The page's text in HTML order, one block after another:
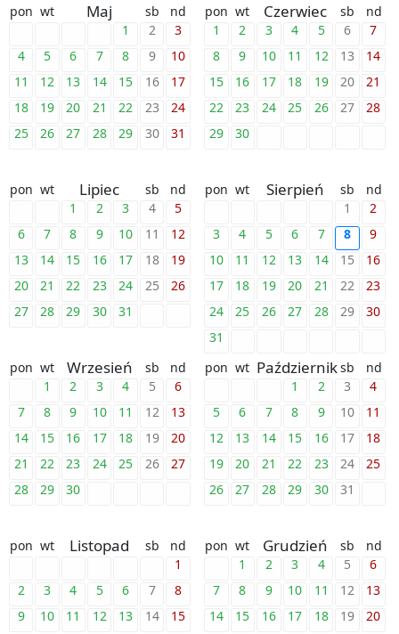
pon wt Maj sb
nd
1
2
3
4
5 6 7 8 9
10
11
12 13 14 15 16
17
18
19 20 21 22 23
24
25
26 27 28 29 30 31
pon wt Czerwiec sb
nd
1
2 3 4 5 6
7
8
9 10 11 12 13
14
15
16 17 18 19 20
21
22
23 24 25 26 27
28
29
30
pon wt Lipiec sb
nd
1
2 3 4
5
6
7 8 9 10 11
12
13
14 15 16 17 18
19
20
21 22 23 24 25
26
27
28 29 30 31
pon wt Sierpień sb
nd
1
2
3
4 5 6 7 8
9
10
11 12 13 14 15
16
17
18 19 20 21 22
23
24
25 26 27 28 29
30
31
pon wt Wrzesień sb
nd
1
2 3 4 5
6
7
8 9 10 11 12
13
14
15 16 17 18 19
20
21
22 23 24 25 26
27
28
29 30
pon wt Październiksb
nd
1
2 3
4
5
6 7 8 9 10
11
12
13 14 15 16 17
18
19
20 21 22 23 24
25
26
27 28 29 30 31
pon wt Listopad sb
nd
1
2
3 4 5 6 7
8
9
10 11 12 13 14
15
pon wt Grudzień sb
nd
1
2 3 4 5
6
7
8 9 10 11 12
13
14
15 16 17 18 19
20